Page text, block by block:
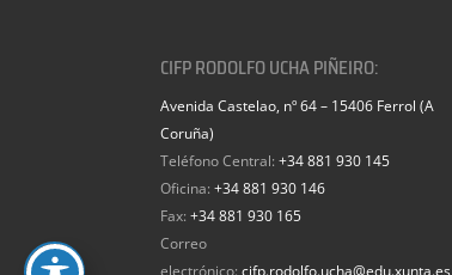
CIFP RODOLFO UCHA PIÑEIRO:
Avenida Castelao, nº 64 – 15406 Ferrol (A
Coruña)
Teléfono Central:+34 881 930 145
Oficina:+34 881 930 146
Fax:+34 881 930 165
Correo
electrónico:cifp.rodolfo.ucha@edu.xunta.es